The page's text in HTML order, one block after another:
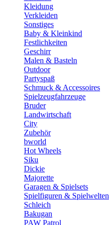
Kleidung
Verkleiden
Sonstiges
Baby & Kleinkind
Festlichkeiten
Geschirr
Malen & Basteln
Outdoor
Partyspaß
Schmuck & Accessoires
Spielzeugfahrzeuge
Bruder
Landwirtschaft
City
Zubehör
bworld
Hot Wheels
Siku
Dickie
Majorette
Garagen & Spielsets
Spielfiguren & Spielwelten
Schleich
Bakugan
PAW Patrol